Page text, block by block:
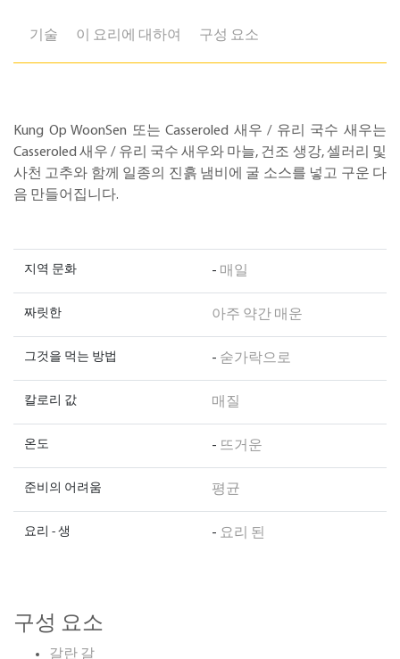
기술 이 요리에 대하여 구성 요소
Kung Op WoonSen 또는 Casseroled 새우 / 유리 국수 새우는
Casseroled 새우 / 유리 국수 새우와 마늘, 건조 생강, 셀러리 및
사천 고추와 함께 일종의 진흙 냄비에 굴 소스를 넣고 구운 다
음 만들어집니다.
지역 문화 - 매일
짜릿한 아주 약간 매운
그것을 먹는 방법 - 숟가락으로
칼로리 값 매질
온도 - 뜨거운
준비의 어려움 평균
요리 - 생 - 요리 된
구성 요소
갈란 갈